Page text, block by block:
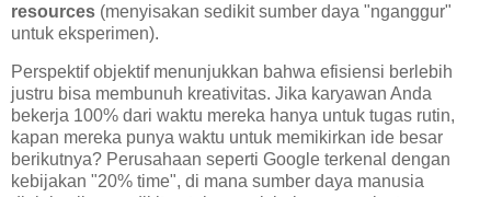
resources (menyisakan sedikit sumber daya "nganggur"
untuk eksperimen).
Perspektif objektif menunjukkan bahwa efisiensi berlebih
justru bisa membunuh kreativitas. Jika karyawan Anda
bekerja 100% dari waktu mereka hanya untuk tugas rutin,
kapan mereka punya waktu untuk memikirkan ide besar
berikutnya? Perusahaan seperti Google terkenal dengan
kebijakan "20% time", di mana sumber daya manusia